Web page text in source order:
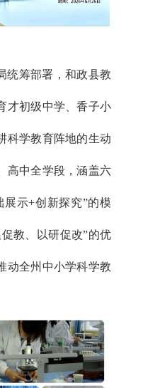
统筹部署，和政县教
才初级中学、香子小
科学教育阵地的生动
高中全学段，涵盖六
示+创新探究”的模
教、以研促改”的优
动全州中小学科学教